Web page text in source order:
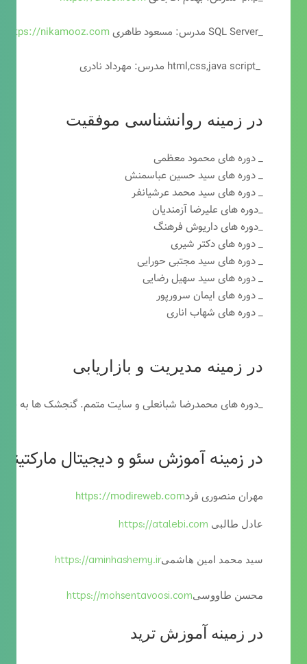
_SQL Server مدرس: مسعود طاهری
https://nikamooz.com
_html,css,java script مدرس: مهرداد نادری
در زمینه روانشناسی موفقیت
_ دوره های محمود معظمی
_ دوره های سید حسین عباسمنش
_ دوره های سید محمد عرشیانفر
_دوره های علیرضا آزمندیان
_دوره های داریوش فرهنگ
_ دوره های دکتر شیری
_ دوره های سید مجتبی حورایی
_ دوره های سید سهیل رضایی
_ دوره های ایمان سرورپور
_ دوره های شهاب اناری
در زمینه مدیریت و بازاریابی
_دوره های محمدرضا شبانعلی و سایت متمم. گنجشک ها به
در زمینه آموزش سئو و دیجیتال
مهران منصوری فردhttps://modireweb.com
عادل طالبی https://atalebi.com
سید محمد امین هاشمیhttps://aminhashemy.ir
محسن طاووسیhttps://mohsentavoosi.com
در زمینه آموزش ترید